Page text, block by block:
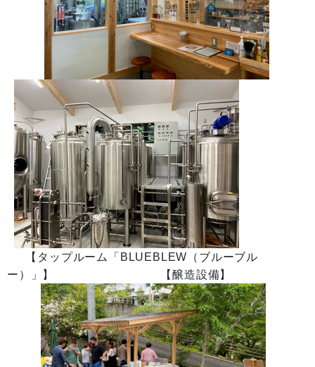
【タップルーム「BLUEBLEW（ブルーブル
ー）」】 【醸造設備】